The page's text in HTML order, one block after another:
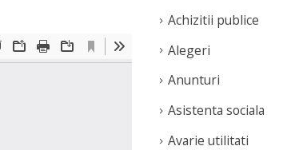
Achizitii publice
Alegeri
Anunturi
Asistenta sociala
Avarie utilitati